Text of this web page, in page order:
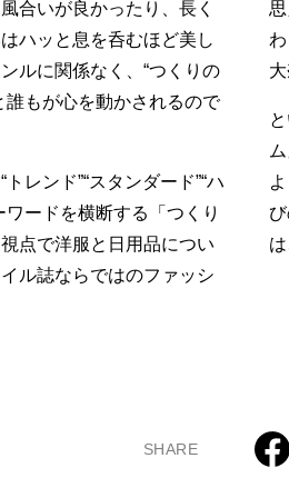
合いが良かったり、長く
ハッと息を呑むほど美し
ルに関係なく、“つくりの
誰もが心を動かされるので
レンド”“スタンダード”“ハ
ワードを横断する「つくり
点で洋服と日用品につい
ル誌ならではのファッシ
SHARE